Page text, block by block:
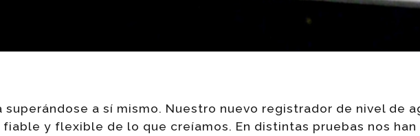
superándose a sí mismo. Nuestro nuevo registrador de nivel de
y flexible de lo que creíamos. En distintas pruebas nos han